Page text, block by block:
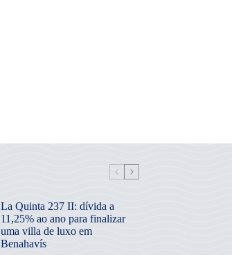
La Quinta 237 II: dívida a
11,25% ao ano para finalizar
uma villa de luxo em
Benahavís